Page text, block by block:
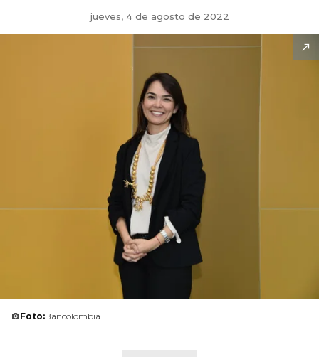
jueves, 4 de agosto de 2022
Foto:Bancolombia